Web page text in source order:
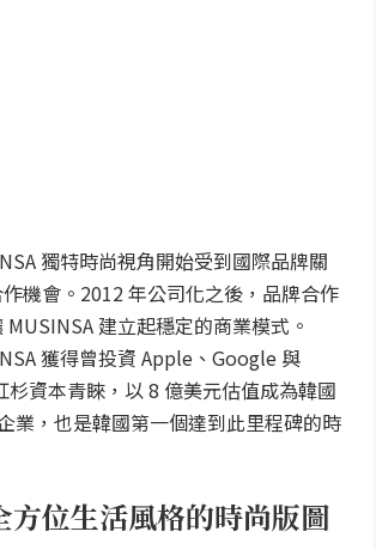
獨特時尚視角開始受到國際品牌關
機會。2012 年公司化之後，品牌合作
建立起穩定的商業模式。
獲得曾投資 Apple、Google 與
資本青睞，以 8 億美元估值成為韓國
業，也是韓國第一個達到此里程碑的時
方位生活風格的時尚版圖